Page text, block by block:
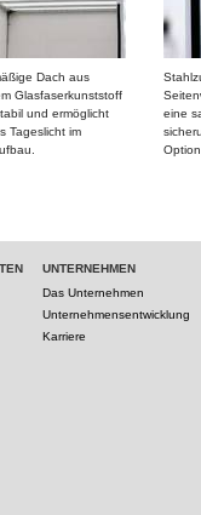
Dach aus
Glasfaserkunststoff
und ermöglicht
Tageslicht im
eine
UNTERNEHMEN
Das Unternehmen
Unternehmensentwicklung
Karriere